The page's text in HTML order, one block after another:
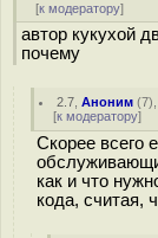
[к модератору]
автор кукухой
почему
2.7 ,Аноним (7
[к модератору]
Скорее всего
как и что
кода, считая,